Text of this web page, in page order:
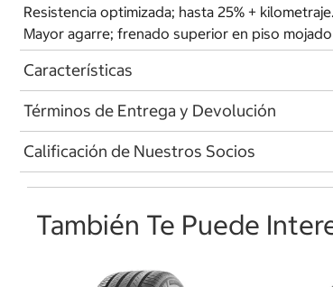
Resistencia optimizada; hasta 25% + kilometraje.
Mayor agarre; frenado superior en piso
Características
Términos de Entrega y Devolución
Calificación de Nuestros Socios
También Te Puede